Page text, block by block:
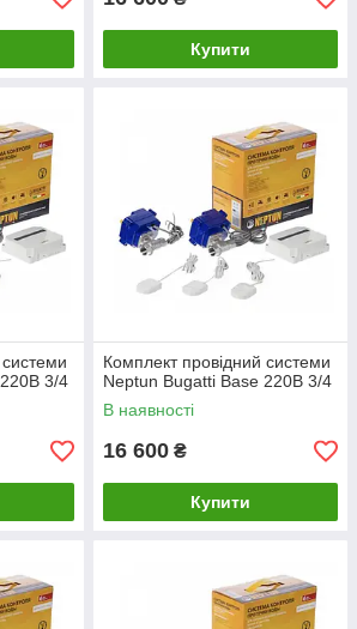
Купити
3/4
Комплект провідний системи
Neptun Bugatti Base 220B 3/4
В наявності
16 600 ₴
Купити